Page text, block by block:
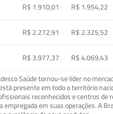
R$ 1.910,01 R$ 1.954,22
R$ 2.272,91 R$ 2.325,52
R$ 3.977,37 R$ 4.069,43
Saúde tornou-se líder no
presente em todo o território
reconhecidos e centros
em suas operações. A